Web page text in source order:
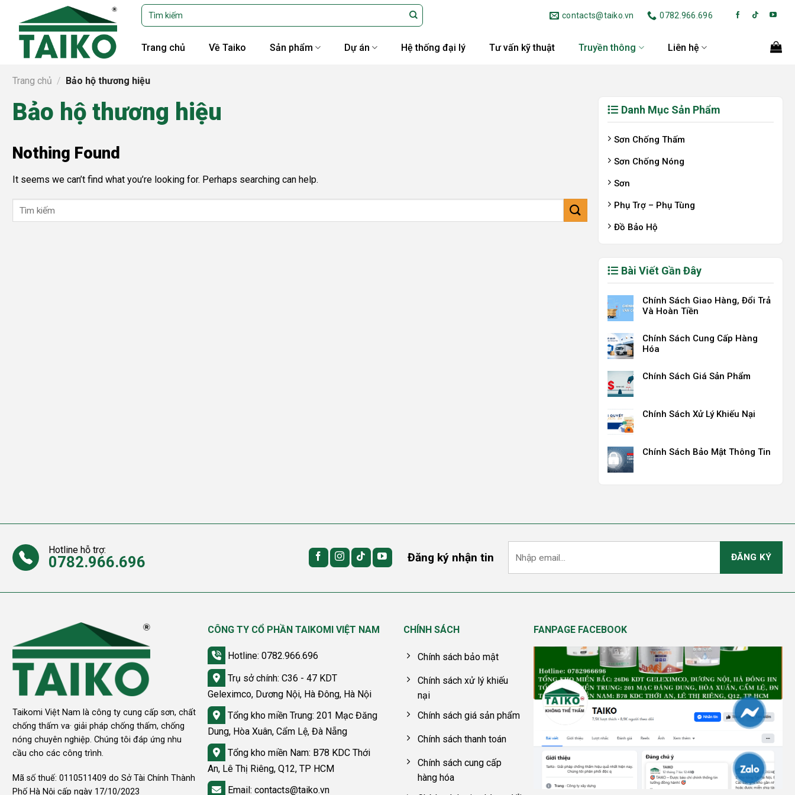
content
Tìm
kiếm:
contacts@taiko.vn 0782.966.696
Trang chủ Về Taiko Sản phẩm Dự án Hệ thống đại lý Tư vấn kỹ thuật Truyền thông Liên hệ
Trang chủ / Bảo hộ thương hiệu
Bảo hộ thương hiệu
Nothing Found
It seems we can’t find what you’re looking for. Perhaps searching can help.
Danh Mục Sản Phẩm
Sơn Chống Thấm
Sơn Chống Nóng
Sơn
Phụ Trợ – Phụ Tùng
Đồ Bảo Hộ
Bài Viết Gần Đây
Chính Sách Giao Hàng, Đổi Trả
Và Hoàn Tiền
Chính Sách Cung Cấp Hàng
Hóa
Chính Sách Giá Sản Phẩm
Chính Sách Xử Lý Khiếu Nại
Chính Sách Bảo Mật Thông Tin
Hotline hỗ trợ:
0782.966.696 Đăng ký nhận tin
Taikomi Việt Nam là công ty cung cấp sơn, chất
chống thấm va· giải pháp chống thấm, chống
nóng chuyên nghiệp. Chúng tôi đáp ứng nhu
cầu cho các công trình.
Mã số thuế: 0110511409 do Sở Tài Chính Thành
Phố Hà Nội cấp ngày 17/10/2023
CÔNG TY CỔ PHẦN TAIKOMI VIỆT NAM
Hotline: 0782.966.696
Trụ sở chính: C36 - 47 KDT
Geleximco, Dương Nội, Hà Đông, Hà Nội
Tổng kho miền Trung: 201 Mạc Đăng
Dung, Hòa Xuân, Cẩm Lệ, Đà Nẵng
Tổng kho miền Nam: B78 KDC Thới
An, Lê Thị Riêng, Q12, TP HCM
Email: contacts@taiko.vn
CHÍNH SÁCH
Chính sách bảo mật
Chính sách xử lý khiếu
nại
Chính sách giá sản phẩm
Chính sách thanh toán
Chính sách cung cấp
hàng hóa
FANPAGE FACEBOOK